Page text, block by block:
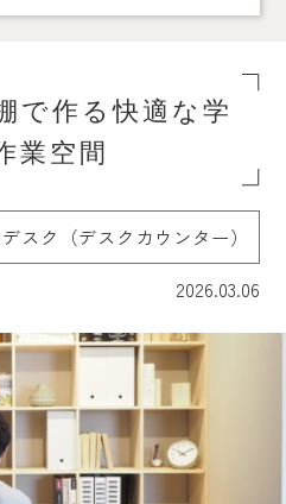
で作る快適な学
業空間
スク（デスクカウンター）
2026.03.06